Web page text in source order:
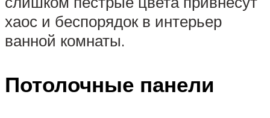
хаос и беспорядок в интерьер
ванной комнаты.
Потолочные панели